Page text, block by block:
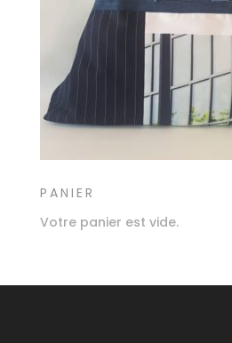
PANIER
Votre panier est vide.